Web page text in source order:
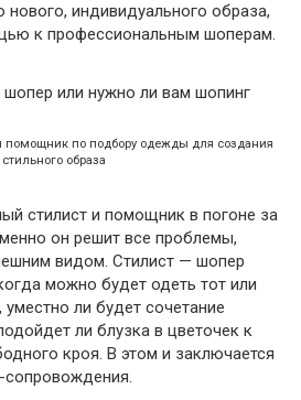
индивидуального образа,
к профессиональным шоперам.
по подбору одежды для создания
стильного образа
стилист и помощник в погоне за
он решит все проблемы,
видом. Стилист — шопер
можно будет одеть тот или
ли будет сочетание
ли блузка в цветочек к
кроя. В этом и заключается
сопровождения.